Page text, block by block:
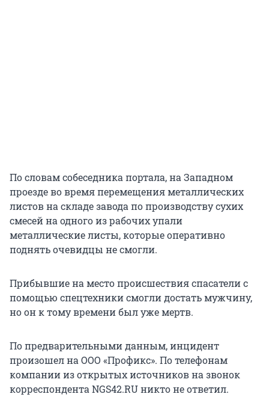
По словам собеседника портала, на Западном
проезде во время перемещения металлических
листов на складе завода по производству сухих
смесей на одного из рабочих упали
металлические листы, которые оперативно
поднять очевидцы не смогли.
Прибывшие на место происшествия спасатели с
помощью спецтехники смогли достать мужчину,
но он к тому времени был уже мертв.
По предварительными данным, инцидент
произошел на ООО «Профикс». По телефонам
компании из открытых источников на звонок
корреспондента NGS42.RU никто не ответил.